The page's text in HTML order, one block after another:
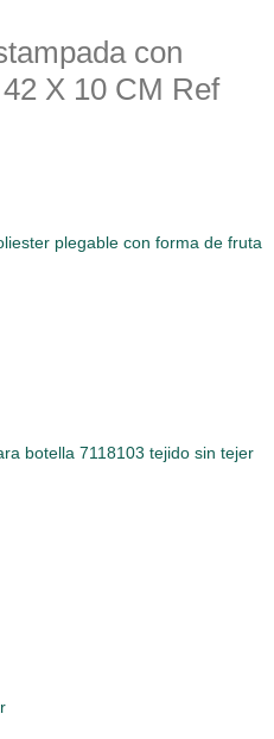
con
X 10 CM Ref
plegable con forma de fruta
botella 7118103 tejido sin tejer